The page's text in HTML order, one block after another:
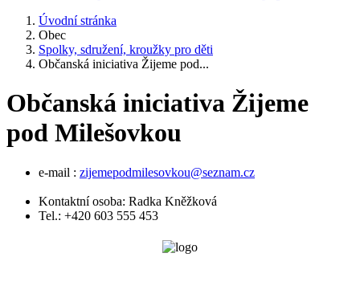
Úvodní stránka
Obec
Spolky, sdružení, kroužky pro děti
Občanská iniciativa Žijeme pod...
Občanská iniciativa Žijeme
pod Milešovkou
e-mail : zijemepodmilesovkou@seznam.cz
Kontaktní osoba: Radka Kněžková
Tel.: +420 603 555 453